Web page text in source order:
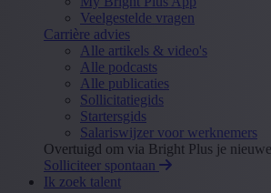
Veelgestelde vragen
Carrière advies
Alle artikels & video's
Alle podcasts
Alle publicaties
Sollicitatiegids
Startersgids
Salariswijzer voor werknemers
Overtuigd om via Bright Plus je
Solliciteer spontaan
Ik zoek talent